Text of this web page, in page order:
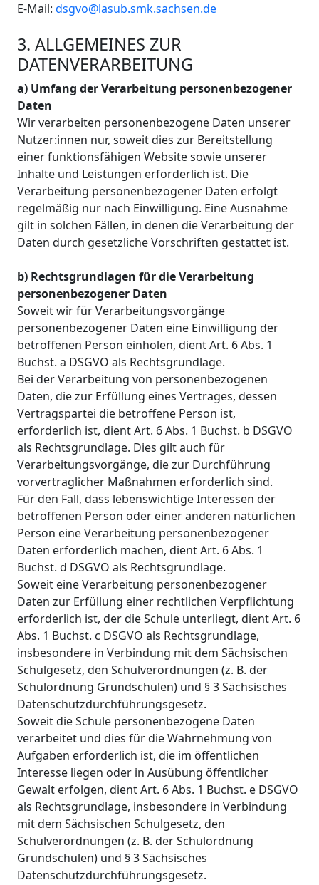
E-Mail: dsgvo@lasub.smk.sachsen.de
3. ALLGEMEINES ZUR
DATENVERARBEITUNG
a) Umfang der Verarbeitung personenbezogener
Daten
Wir verarbeiten personenbezogene Daten unserer
Nutzer:innen nur, soweit dies zur Bereitstellung
einer funktionsfähigen Website sowie unserer
Inhalte und Leistungen erforderlich ist. Die
Verarbeitung personenbezogener Daten erfolgt
regelmäßig nur nach Einwilligung. Eine Ausnahme
gilt in solchen Fällen, in denen die Verarbeitung der
Daten durch gesetzliche Vorschriften gestattet ist.
b) Rechtsgrundlagen für die Verarbeitung
personenbezogener Daten
Soweit wir für Verarbeitungsvorgänge
personenbezogener Daten eine Einwilligung der
betroffenen Person einholen, dient Art. 6 Abs. 1
Buchst. a DSGVO als Rechtsgrundlage.
Bei der Verarbeitung von personenbezogenen
Daten, die zur Erfüllung eines Vertrages, dessen
Vertragspartei die betroffene Person ist,
erforderlich ist, dient Art. 6 Abs. 1 Buchst. b DSGVO
als Rechtsgrundlage. Dies gilt auch für
Verarbeitungsvorgänge, die zur Durchführung
vorvertraglicher Maßnahmen erforderlich sind.
Für den Fall, dass lebenswichtige Interessen der
betroffenen Person oder einer anderen natürlichen
Person eine Verarbeitung personenbezogener
Daten erforderlich machen, dient Art. 6 Abs. 1
Buchst. d DSGVO als Rechtsgrundlage.
Soweit eine Verarbeitung personenbezogener
Daten zur Erfüllung einer rechtlichen Verpflichtung
erforderlich ist, der die Schule unterliegt, dient Art. 6
Abs. 1 Buchst. c DSGVO als Rechtsgrundlage,
insbesondere in Verbindung mit dem Sächsischen
Schulgesetz, den Schulverordnungen (z. B. der
Schulordnung Grundschulen) und § 3 Sächsisches
Datenschutzdurchführungsgesetz.
Soweit die Schule personenbezogene Daten
verarbeitet und dies für die Wahrnehmung von
Aufgaben erforderlich ist, die im öffentlichen
Interesse liegen oder in Ausübung öffentlicher
Gewalt erfolgen, dient Art. 6 Abs. 1 Buchst. e DSGVO
als Rechtsgrundlage, insbesondere in Verbindung
mit dem Sächsischen Schulgesetz, den
Schulverordnungen (z. B. der Schulordnung
Grundschulen) und § 3 Sächsisches
Datenschutzdurchführungsgesetz.